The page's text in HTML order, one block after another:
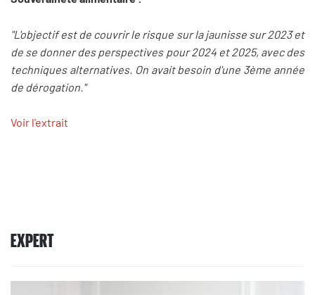
"L'objectif est de couvrir le risque sur la jaunisse sur 2023 et
de se donner des perspectives pour 2024 et 2025, avec des
techniques alternatives. On avait besoin d'une 3ème année
de dérogation."
Voir l'extrait
EXPERT